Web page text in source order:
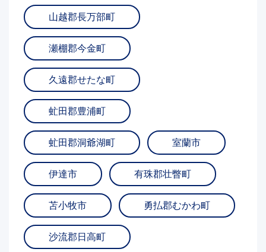
山越郡長万部町
瀬棚郡今金町
久遠郡せたな町
虻田郡豊浦町
虻田郡洞爺湖町 室蘭市
伊達市 有珠郡壮瞥町
苫小牧市 勇払郡むかわ町
沙流郡日高町